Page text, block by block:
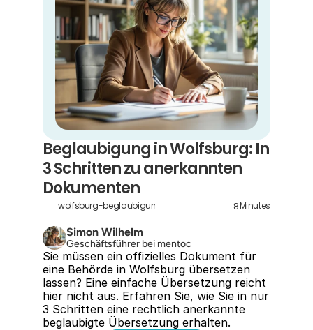
Beglaubigung in Wolfsburg: In
3 Schritten zu anerkannten
Dokumenten
wolfsburg-beglaubigung 8Minutes
Simon Wilhelm
Geschäftsführer bei mentoc
Sie müssen ein offizielles Dokument für
eine Behörde in Wolfsburg übersetzen
lassen? Eine einfache Übersetzung reicht
hier nicht aus. Erfahren Sie, wie Sie in nur
3 Schritten eine rechtlich anerkannte
beglaubigte Übersetzung erhalten.